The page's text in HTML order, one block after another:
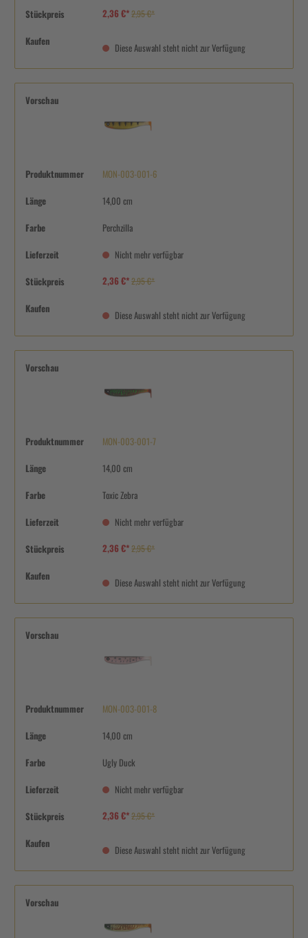
Stückpreis 2,36 €*2,95 €*
Kaufen
Diese Auswahl steht nicht zur Verfügung
Vorschau
Produktnummer MON-003-001-6
Länge 14,00 cm
Farbe Perchzilla
Lieferzeit Nicht mehr verfügbar
Stückpreis 2,36 €*2,95 €*
Kaufen
Diese Auswahl steht nicht zur Verfügung
Vorschau
Produktnummer MON-003-001-7
Länge 14,00 cm
Farbe Toxic Zebra
Lieferzeit Nicht mehr verfügbar
Stückpreis 2,36 €*2,95 €*
Kaufen
Diese Auswahl steht nicht zur Verfügung
Vorschau
Produktnummer MON-003-001-8
Länge 14,00 cm
Farbe Ugly Duck
Lieferzeit Nicht mehr verfügbar
Stückpreis 2,36 €*2,95 €*
Kaufen
Diese Auswahl steht nicht zur Verfügung
Vorschau